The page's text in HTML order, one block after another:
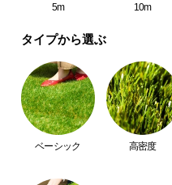
商
の
配
送
5m 10m
タイプから選ぶ
ベーシック 高密度